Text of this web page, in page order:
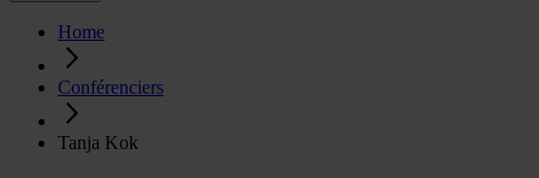
Home
Conférenciers
Tanja Kok